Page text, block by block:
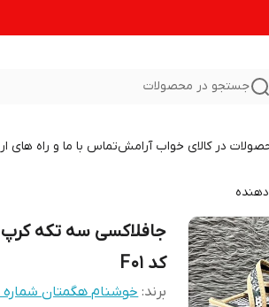
جستجو در محصولات
در کالای خواب آرامشتماس با ما و راه های
جافلاکسی سه تکه
کد F01
برند: خوشنام هگمتان شماره ثبت